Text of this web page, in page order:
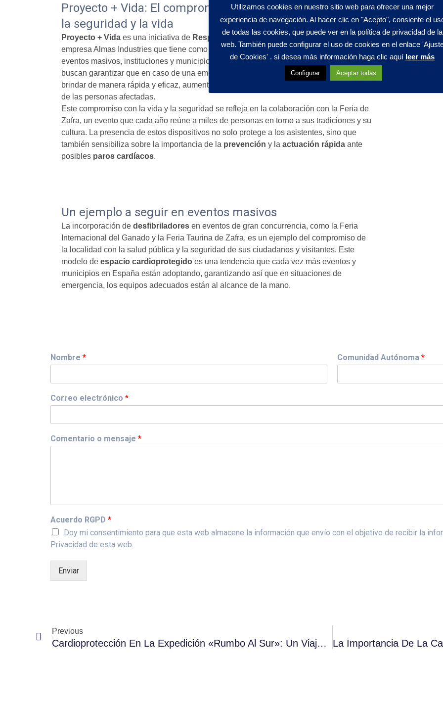
Proyecto + Vida: El compromiso de Almas Industries con
la seguridad y la vida
Proyecto + Vidaes una iniciativa de Responsabilidad Social Corporativa (RSC)de la
empresa Almas Industries que tiene como objetivo promover lacardioprotecciónen
eventos masivos, instituciones y municipios. A través de la cesión de desfibriladores,
buscan garantizar que en caso de una emergencia cardíaca, la atención se pueda
brindar de manera rápida y eficaz, aumentando así las probabilidades de supervivencia
de las personas afectadas.
Este compromiso con la vida y la seguridad se refleja en la colaboración con la Feria de
Zafra, un evento que cada año reúne a miles de personas en torno a sus tradiciones y su
cultura. La presencia de estos dispositivos no solo protege a los asistentes, sino que
también sensibiliza sobre la importancia de la prevención y la actuación rápidaante
posibles paros cardíacos.
Un ejemplo a seguir en eventos masivos
La incorporación de desfibriladoresen eventos de gran concurrencia, como la Feria
Internacional del Ganado y la Feria Taurina de Zafra, es un ejemplo del compromiso de
la localidad con la salud pública y la seguridad de sus ciudadanos y visitantes. Este
modelo de espacio cardioprotegidoes una tendencia que cada vez más eventos y
municipios en España están adoptando, garantizando así que en situaciones de
emergencia, los equipos adecuados están al alcance de la mano.
Nombre * Comunidad Autónoma *
Correo electrónico *
Comentario o mensaje *
Acuerdo RGPD *
Doy mi consentimiento para que esta web almacene la información que envío con el objetivo de recibir la
Privacidad de esta web.
Enviar
Previous
Cardioprotección En La Expedición «Rumbo Al Sur»: Un Viaje Seguro Hacia El Conocimiento
Utilizamos cookies en nuestro sitio web para ofrecer una mejor
experiencia de navegación. Al hacer clic en "Acepto", consiente el
de todas las cookies, que puede ver en la política de privacidad de la
web. También puede configurar el uso de cookies en el enlace
de Cookies' . si desea más información haga clic aquí leer más
Configurar Aceptar todas